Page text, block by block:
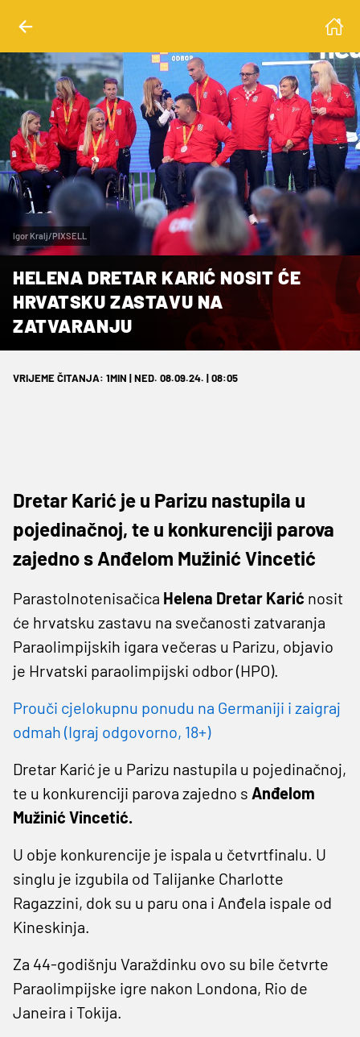
Igor Kralj/PIXSELL
HELENA DRETAR KARIĆ NOSIT ĆE
HRVATSKU ZASTAVU NA
ZATVARANJU
VRIJEME ČITANJA: 1MIN | NED. 08.09.24. | 08:05
Dretar Karić je u Parizu nastupila u
pojedinačnoj, te u konkurenciji parova
zajedno s Anđelom Mužinić Vincetić
Parastolnotenisačica Helena Dretar Karić nosit
će hrvatsku zastavu na svečanosti zatvaranja
Paraolimpijskih igara večeras u Parizu, objavio
je Hrvatski paraolimpijski odbor (HPO).
Prouči cjelokupnu ponudu na Germaniji i zaigraj
odmah (Igraj odgovorno, 18+)
Dretar Karić je u Parizu nastupila u pojedinačnoj,
te u konkurenciji parova zajedno s Anđelom
Mužinić Vincetić.
U obje konkurencije je ispala u četvrtfinalu. U
singlu je izgubila od Talijanke Charlotte
Ragazzini, dok su u paru ona i Anđela ispale od
Kineskinja.
Za 44-godišnju Varaždinku ovo su bile četvrte
Paraolimpijske igre nakon Londona, Rio de
Janeira i Tokija.